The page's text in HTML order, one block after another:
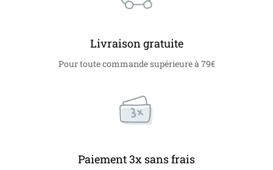
Livraison gratuite
Pour toute commande supérieure à 79€
Paiement 3x sans frais